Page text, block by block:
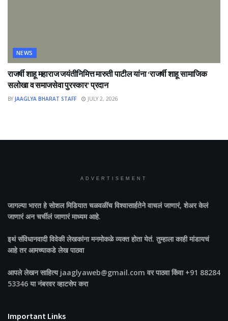
NEWS
राजर्षी शाहू महाराज जयंतीनिमित्त मारुती पाटील यांना ‘राजर्षी शाहू सामाजिक
सलोखा व समाजसेवा पुरस्कार’ प्रदान
BY JAAGLYA BHARAT STAFF JULY 2, 2026
ADVERTISEMENT
जागल्या भारतहे सोशल मिडियात चळवळींच विश्वासार्हतेने वाचलं जाणारं, शेअर केलं
जाणारं अन चर्चीलं जाणारं माध्यम आहे.
इथं संविधानवादी विवेकी लेखकांना मनमोकळे व्यक्त होता येतं. तुम्हाला काही मांडायचं
आहे तर आमच्याकडे लेख पाठवा
आपले लेखन साहित्य jaaglyaweb@gmail.com वर पाठवा किंवा +91 88284
53346 या नंबरवर व्हाटसेप करा
Important Links